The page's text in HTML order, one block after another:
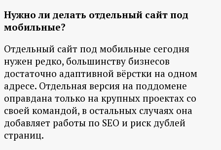
Нужно ли делать отдельный сайт под
мобильные?
Отдельный сайт под мобильные сегодня
нужен редко, большинству бизнесов
достаточно адаптивной вёрстки на одном
адресе. Отдельная версия на поддомене
оправдана только на крупных проектах со
своей командой, в остальных случаях она
добавляет работы по SEO и риск дублей
страниц.